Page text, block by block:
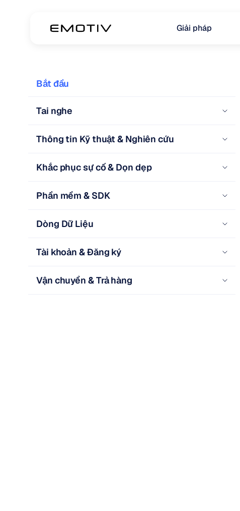
Giải pháp
Bắt đầu
Tai nghe
Thông tin Kỹ thuật & Nghiên cứu
Khắc phục sự cố & Dọn dẹp
Phần mềm & SDK
Dòng Dữ Liệu
Tài khoản & Đăng ký
Vận chuyển & Trả hàng